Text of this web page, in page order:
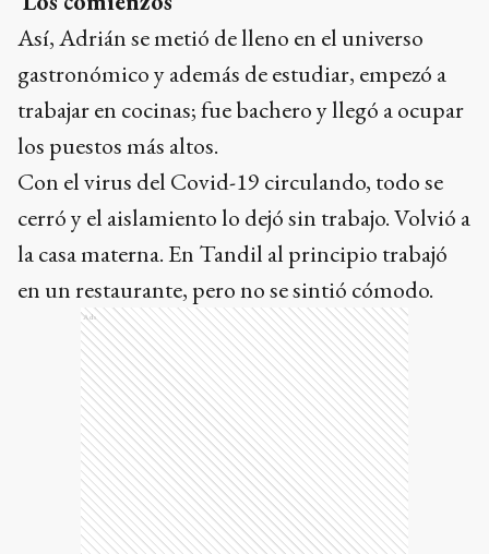
Así, Adrián se metió de lleno en el universo
gastronómico y además de estudiar, empezó a
trabajar en cocinas; fue bachero y llegó a ocupar
los puestos más altos.
Con el virus del Covid-19 circulando, todo se
cerró y el aislamiento lo dejó sin trabajo. Volvió a
la casa materna. En Tandil al principio trabajó
en un restaurante, pero no se sintió cómodo.
Ads